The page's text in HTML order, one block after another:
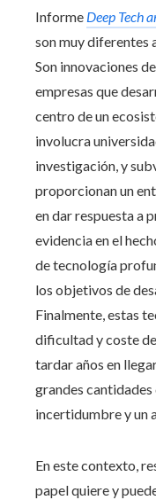
Informe Deep Tech
son muy diferentes
Son innovaciones
empresas que
centro de un
involucra
investigación, y
proporcionan un
en dar respuesta a
evidencia en el
de tecnología
los objetivos de
Finalmente, estas
dificultad y coste
tardar años en
grandes cantidades
incertidumbre y un
En este contexto,
papel quiere y